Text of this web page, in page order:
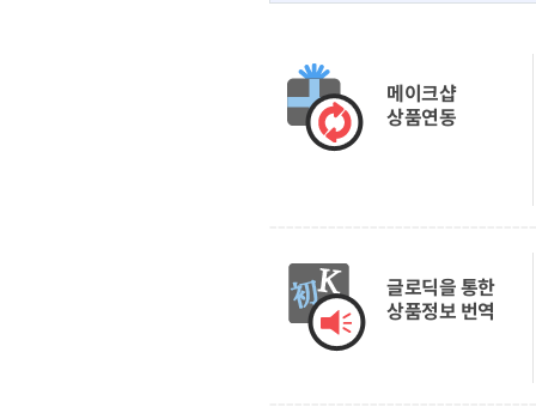
메이크샵
상품연동
글로딕을 통한
상품정보 번역